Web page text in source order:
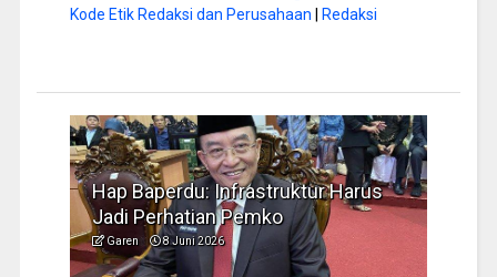
Kode Etik Redaksi dan Perusahaan
Redaksi
Hap Baperdu: Infrastruktur Harus
Jadi Perhatian Pemko
Garen 8 Juni 2026